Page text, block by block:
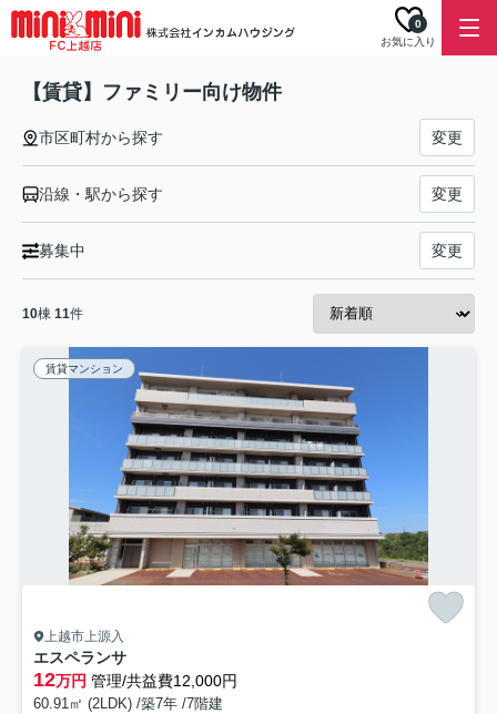
お気に入り
0
【賃貸】ファミリー向け物件
市区町村から探す 変更
沿線・駅から探す 変更
募集中 変更
10棟 11件
賃貸マンション
上越市上源入
エスペランサ
12万円 管理/共益費12,000円
60.91㎡ (2LDK) /築7年 /7階建